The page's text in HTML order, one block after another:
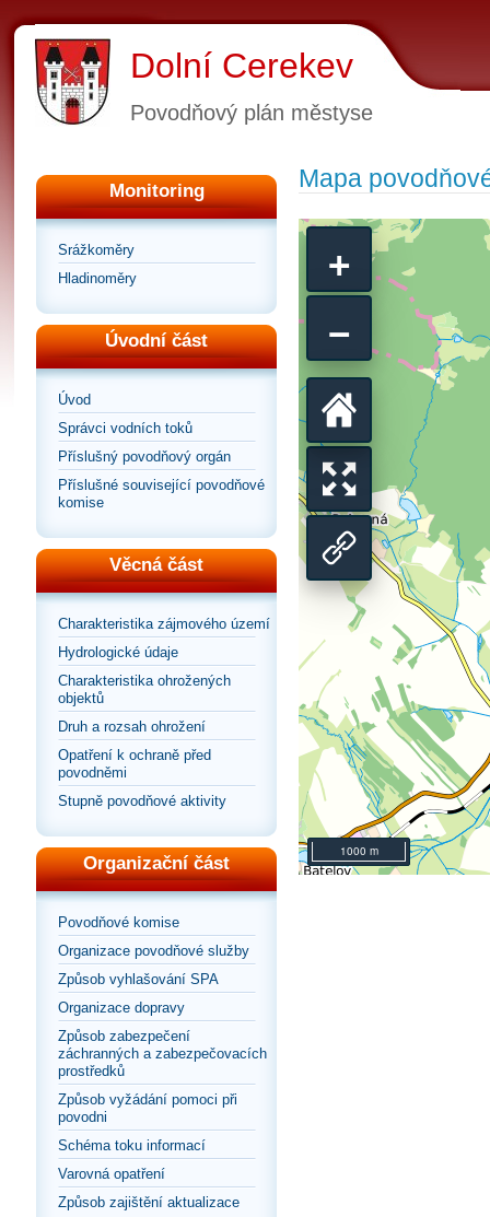
Dolní Cerekev
Povodňový plán městyse
Monitoring
Srážkoměry
Hladinoměry
Úvodní část
Úvod
Správci vodních toků
Příslušný povodňový orgán
Příslušné související povodňové
komise
Věcná část
Charakteristika zájmového území
Hydrologické údaje
Charakteristika ohrožených
objektů
Druh a rozsah ohrožení
Opatření k ochraně před
povodněmi
Stupně povodňové aktivity
Organizační část
Povodňové komise
Organizace povodňové služby
Způsob vyhlašování SPA
Organizace dopravy
Způsob zabezpečení
záchranných a zabezpečovacích
prostředků
Způsob vyžádání pomoci při
povodni
Schéma toku informací
Varovná opatření
Způsob zajištění aktualizace
Mapa
+
−
Přepnout
zobrazení
na
celou
stránku
Vrátit
se
na
výchozí
pohled
1000 m
Sdílet
odkaz
na
mapu